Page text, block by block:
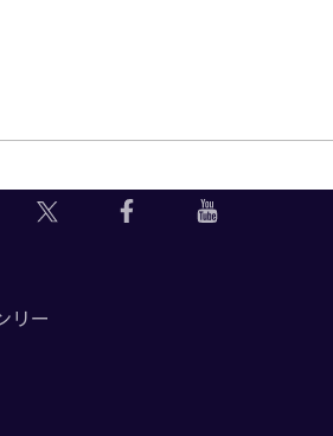
リー